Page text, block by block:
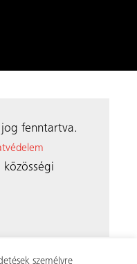
jog fenntartva.
közösségi
személyre